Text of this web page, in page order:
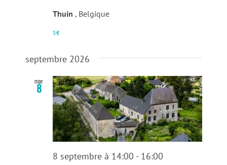
Thuin , Belgique
5€
septembre 2026
mar
8
8 septembre à 14:00 - 16:00